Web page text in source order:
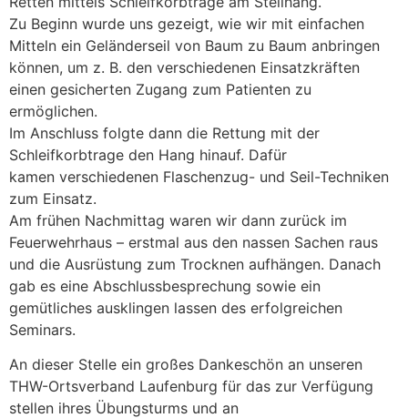
Zu Beginn wurde uns gezeigt, wie wir mit einfachen
Mitteln ein Geländerseil von Baum zu Baum anbringen
können, um z. B. den verschiedenen Einsatzkräften
einen gesicherten Zugang zum Patienten zu
ermöglichen.
Im Anschluss folgte dann die Rettung mit der
Schleifkorbtrage den Hang hinauf. Dafür
kamen verschiedenen Flaschenzug- und Seil-Techniken
zum Einsatz.
Am frühen Nachmittag waren wir dann zurück im
Feuerwehrhaus – erstmal aus den nassen Sachen raus
und die Ausrüstung zum Trocknen aufhängen. Danach
gab es eine Abschlussbesprechung sowie ein
gemütliches ausklingen lassen des erfolgreichen
Seminars.
An dieser Stelle ein großes Dankeschön an unseren
THW-Ortsverband Laufenburg für das zur Verfügung
stellen ihres Übungsturms und an